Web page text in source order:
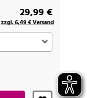
29,99 €
zzgl. 6,49 € Versand